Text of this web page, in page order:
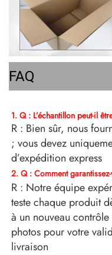
FAQ
1. Q : L’échantillon peut-il
R : Bien sûr, nous
; vous devez
d’expédition express
2. Q : Comment
R : Notre équipe
teste chaque produit
à un nouveau
photos pour votre
livraison